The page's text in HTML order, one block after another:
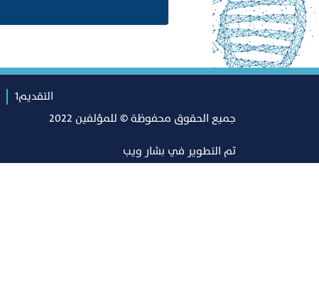
التقديم1
جميع الحقوق محفوظة © للمؤلفين 2022
تم التطوير في بشار ويب